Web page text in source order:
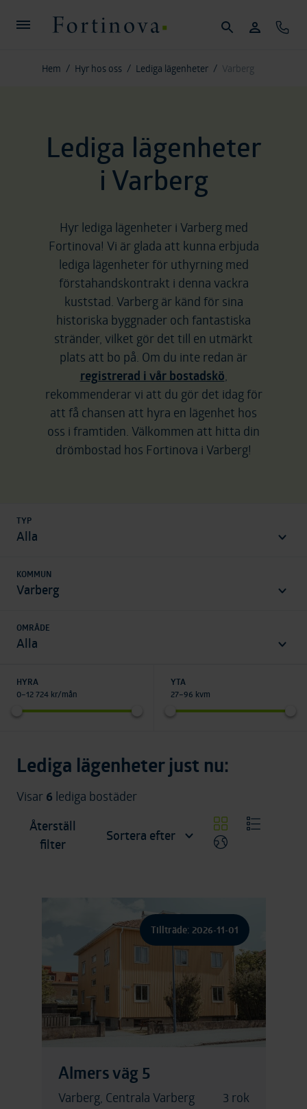
Sök Mina sidor
Hem / Hyr hos oss / Lediga lägenheter / Varberg
Lediga lägenheter
i Varberg
Hyr lediga lägenheter i Varberg med
Fortinova! Vi är glada att kunna erbjuda
lediga lägenheter för uthyrning med
förstahandskontrakt i denna vackra
kuststad. Varberg är känd för sina
historiska byggnader och fantastiska
stränder, vilket gör det till en utmärkt
plats att bo på. Om du inte redan är
registrerad i vår bostadskö,
rekommenderar vi att du gör det idag för
att få chansen att hyra en lägenhet hos
oss i framtiden. Välkommen att hitta din
drömbostad hos Fortinova i Varberg!
TYP
Alla
KOMMUN
Varberg
OMRÅDE
Alla
HYRA
0–12 724 kr/mån
YTA
27–96 kvm
Lediga lägenheter just nu:
Visar 6 lediga bostäder
Återställ
filterÅterställ filter
Sortera efter Använd
Almers väg 5
Tillträde: 2026-11-01
Varberg, Centrala Varberg
3 rok